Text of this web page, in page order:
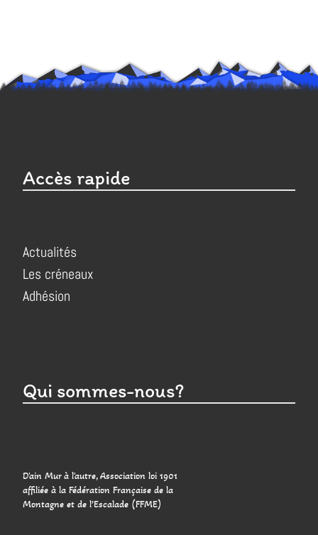
Accès rapide
Actualités
Les créneaux
Adhésion
Qui sommes-nous?
D'ain Mur à l'autre, Association loi 1901
affiliée à la Fédération Française de la
Montagne et de l’Escalade (FFME)